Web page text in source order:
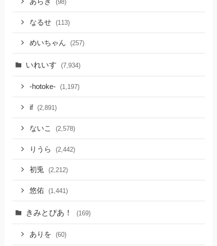
(98)
なるせ (113)
めいちゃん (257)
いれいす (7,934)
-hotoke- (1,197)
if (2,891)
ないこ (2,578)
りうら (2,442)
初兎 (2,212)
悠佑 (1,441)
きみとぴあ！ (169)
ありを (60)